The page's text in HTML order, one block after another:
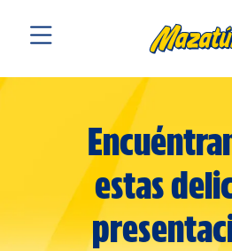
estas